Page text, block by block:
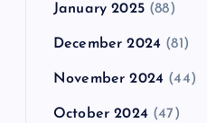
January 2025(88)
December 2024 (81)
November 2024 (44)
October 2024 (47)